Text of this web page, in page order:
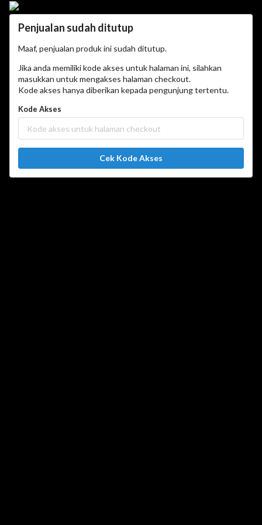
Penjualan sudah ditutup
Maaf, penjualan produk ini sudah ditutup.
Jika anda memiliki kode akses untuk halaman ini, silahkan
masukkan untuk mengakses halaman checkout.
Kode akses hanya diberikan kepada pengunjung tertentu.
Kode Akses
Cek Kode Akses